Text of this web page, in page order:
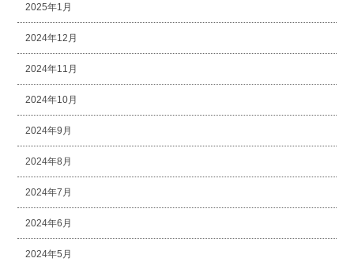
2025年1月
2024年12月
2024年11月
2024年10月
2024年9月
2024年8月
2024年7月
2024年6月
2024年5月